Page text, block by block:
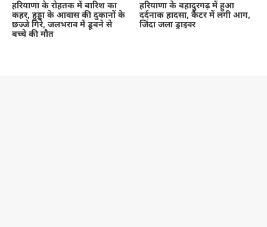
हरियाणा के रोहतक में बारिश का
कहर, हुड्डा के आवास की दुकानों के
छज्जे गिरे, जलभराव में डूबने से
बच्चे की मौत
हरियाणा के बहादुरगढ़ में हुआ
दर्दनाक हादसा, कैंटर में लगी आग,
जिंदा जला ड्राइवर